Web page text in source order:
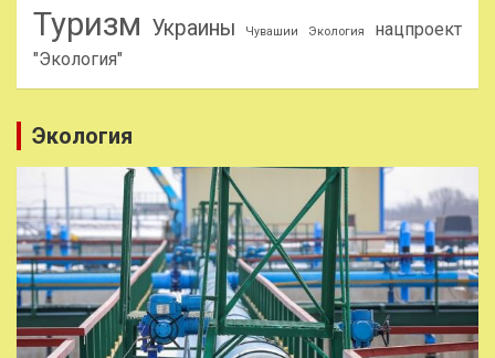
Туризм Украины Чувашии Экология
нацпроект
"Экология"
Экология